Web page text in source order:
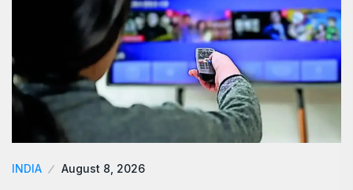
INDIA August 8, 2026